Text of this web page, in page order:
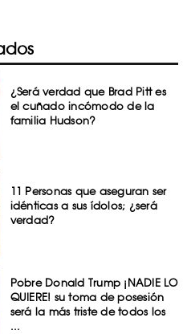
¿Será verdad que Brad Pitt es
el cuñado incómodo de la
familia Hudson?
11 Personas que aseguran ser
idénticas a sus ídolos; ¿será
verdad?
Pobre Donald Trump ¡NADIE LO
QUIERE! su toma de posesión
será la más triste de todos los
...